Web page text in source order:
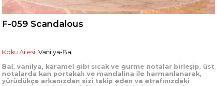
F-059 Scandalous
Koku Ailesi: Vanilya-Bal
Bal, vanilya, karamel gibi sıcak ve gurme notalar birleşip, üst
notalarda kan portakalı ve mandalina ile harmanlanarak,
yürüdükçe arkanızdan sizi takip eden ve etrafınızdaki